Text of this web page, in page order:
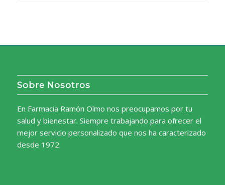
Sobre Nosotros
En Farmacia Ramón Olmo nos preocupamos por tu
salud y bienestar. Siempre trabajando para ofrecer el
mejor servicio personalizado que nos ha caracterizado
desde 1972.